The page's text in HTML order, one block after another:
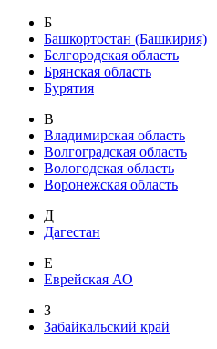
Б
Башкортостан (Башкирия)
Белгородская область
Брянская область
Бурятия
В
Владимирская область
Волгоградская область
Вологодская область
Воронежская область
Д
Дагестан
Е
Еврейская АО
З
Забайкальский край